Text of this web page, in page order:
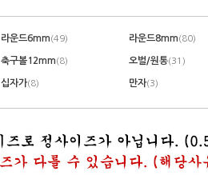
라운드6mm(49) 라운드8mm(80)
축구볼12mm(8) 오벌/원통(31)
십자가(8) 만자(3)